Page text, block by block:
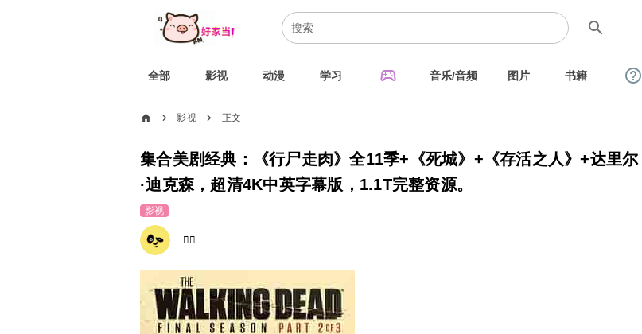
search
全部 影视 动漫 学习 sports_esports 音乐/音频 图片 书籍 help_outline
home chevron_right 影视 chevron_right 正文
集合美剧经典：《行尸走肉》全11季+《死城》+《存活之人》+达里尔
·迪克森，超清4K中英字幕版，1.1T完整资源。
影视
